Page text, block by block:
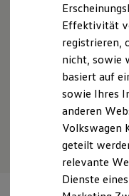
Batterie
Kosten und
E-Auto-
Software
Die ID.
ID.
Digitale
Servicetermin
Effektivität
registrieren,
nicht, sowie
basiert auf
sowie Ihres
anderen
Volkswagen
geteilt
relevante
Dienste